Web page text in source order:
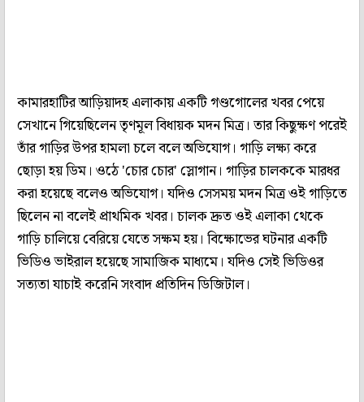
কামারহাটির আড়িয়াদহ এলাকায় একটি গণ্ডগোলের খবর পেয়ে
সেখানে গিয়েছিলেন তৃণমূল বিধায়ক মদন মিত্র। তার কিছুক্ষণ পরেই
তাঁর গাড়ির উপর হামলা চলে বলে অভিযোগ। গাড়ি লক্ষ্য করে
ছোড়া হয় ডিম। ওঠে 'চোর চোর' স্লোগান। গাড়ির চালককে মারধর
করা হয়েছে বলেও অভিযোগ। যদিও সেসময় মদন মিত্র ওই গাড়িতে
ছিলেন না বলেই প্রাথমিক খবর। চালক দ্রুত ওই এলাকা থেকে
গাড়ি চালিয়ে বেরিয়ে যেতে সক্ষম হয়। বিক্ষোভের ঘটনার একটি
ভিডিও ভাইরাল হয়েছে সামাজিক মাধ্যমে। যদিও সেই ভিডিওর
সত্যতা যাচাই করেনি সংবাদ প্রতিদিন ডিজিটাল।